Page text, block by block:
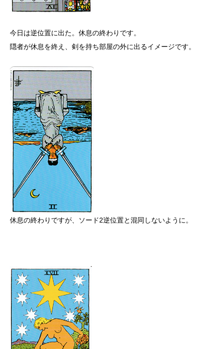
今日は逆位置に出た。休息の終わりです。
隠者が休息を終え、剣を持ち部屋の外に出るイメージです。
休息の終わりですが、ソード2逆位置と混同しないように。